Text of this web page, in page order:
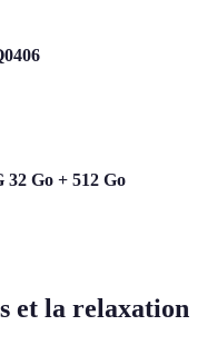
32 Go + 512 Go
et la relaxation